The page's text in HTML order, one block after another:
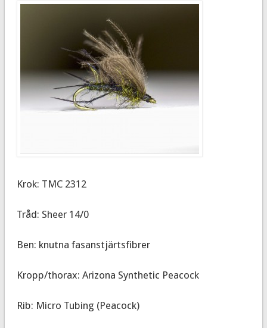
Krok: TMC 2312
Tråd: Sheer 14/0
Ben: knutna fasanstjärtsfibrer
Kropp/thorax: Arizona Synthetic Peacock
Rib: Micro Tubing (Peacock)